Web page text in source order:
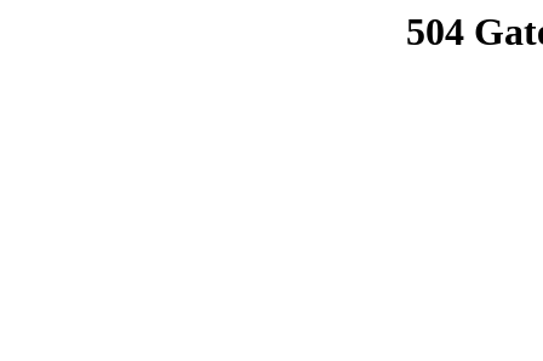
504